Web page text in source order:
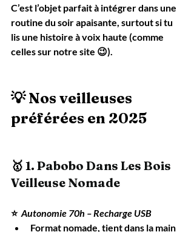
C’est l’objet parfait à intégrer dans une
routine du soir apaisante, surtout si tu
lis une histoire à voix haute (comme
celles sur notre site 😉).
💡 Nos veilleuses
préférées en 2025
🥇 1. Pabobo Dans Les Bois
Veilleuse Nomade
⭐ Autonomie 70h – Recharge USB
Format nomade, tient dans la main